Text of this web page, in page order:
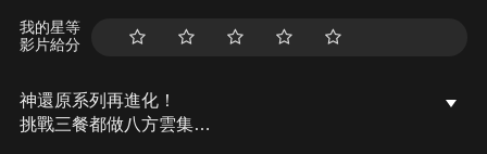
我的星等
影片給分
神還原系列再進化！
挑戰三餐都做八方雲集